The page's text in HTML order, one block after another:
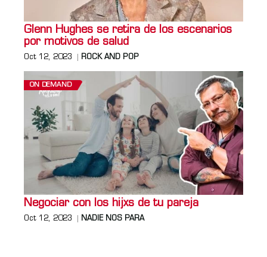
Glenn Hughes se retira de los escenarios
por motivos de salud
Oct 12, 2023 ROCK AND POP
ON DEMAND
Negociar con los hijxs de tu pareja
Oct 12, 2023 NADIE NOS PARA